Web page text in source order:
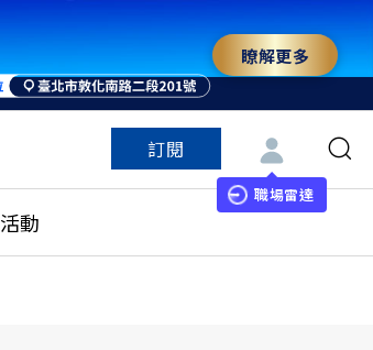
瞭解更多
訂閱
職場雷達
活動
特色頻道